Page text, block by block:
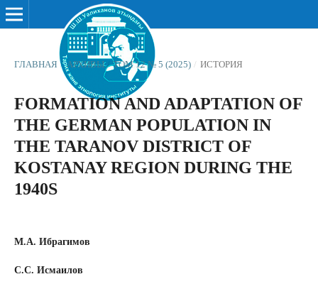
ГЛАВНАЯ / АРХИВЫ / ТОМ 12 № 5 (2025) / ИСТОРИЯ
FORMATION AND ADAPTATION OF
THE GERMAN POPULATION IN
THE TARANOV DISTRICT OF
KOSTANAY REGION DURING THE
1940S
М.А. Ибрагимов
С.С. Исмаилов